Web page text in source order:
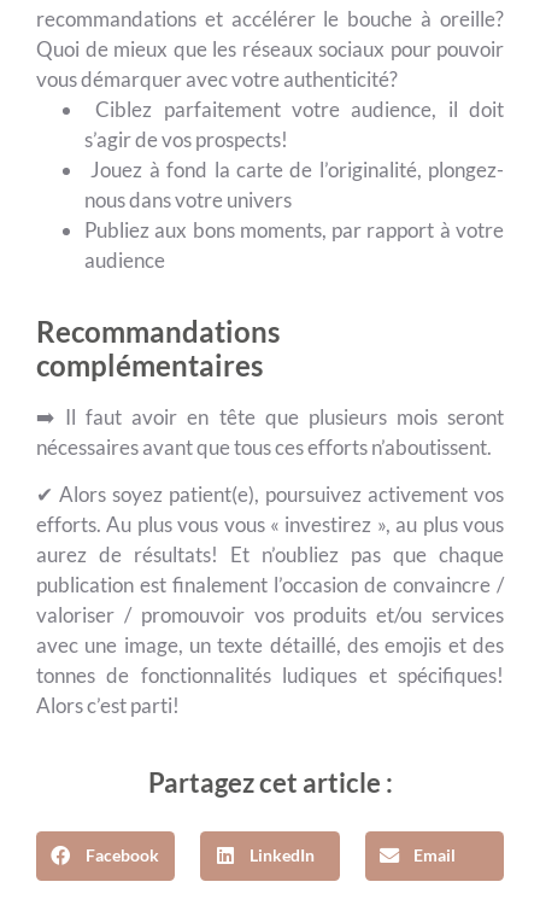
recommandations et accélérer le bouche à oreille?
Quoi de mieux que les réseaux sociaux pour pouvoir
vous démarquer avec votre authenticité?
Ciblez parfaitement votre audience, il doit
s’agir de vos prospects!
Jouez à fond la carte de l’originalité, plongez-
nous dans votre univers
Publiez aux bons moments, par rapport à votre
audience
Recommandations
complémentaires
➡️ Il faut avoir en tête que plusieurs mois seront
nécessaires avant que tous ces efforts n’aboutissent.
✔ Alors soyez patient(e), poursuivez activement vos
efforts. Au plus vous vous « investirez », au plus vous
aurez de résultats! Et n’oubliez pas que chaque
publication est finalement l’occasion de convaincre /
valoriser / promouvoir vos produits et/ou services
avec une image, un texte détaillé, des emojis et des
tonnes de fonctionnalités ludiques et spécifiques!
Alors c’est parti!
Partagez cet article :
Facebook LinkedIn Email